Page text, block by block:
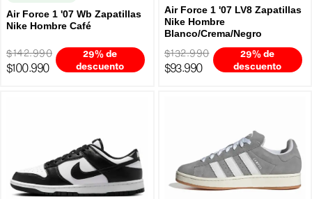
Air Force 1 '07 Wb Zapatillas
Nike Hombre Café
$142.990
$100.990
29% de
descuento
Air Force 1 '07 LV8 Zapatillas
Nike Hombre
Blanco/Crema/Negro
$132.990
$93.990
29% de
descuento